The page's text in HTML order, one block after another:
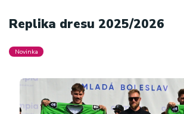
Replika dresu 2025/2026
Novinka